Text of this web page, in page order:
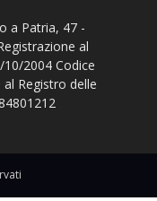
a Patria, 47 -
al
2004 Codice
al Registro delle